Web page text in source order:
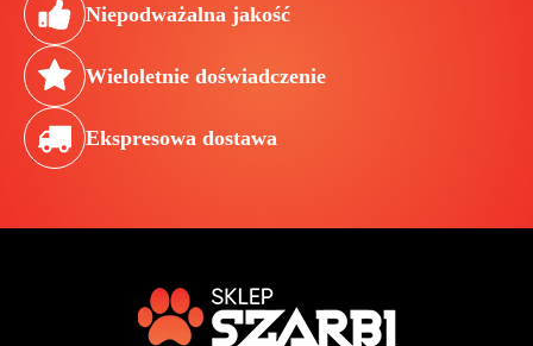
Niepodważalna jakość
Wieloletnie doświadczenie
Ekspresowa dostawa